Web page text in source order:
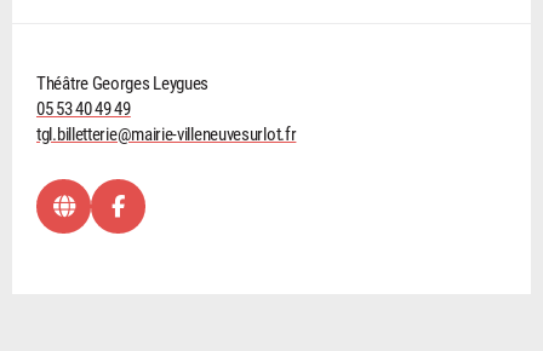
Théâtre Georges Leygues
05 53 40 49 49
tgl.billetterie@mairie-villeneuvesurlot.fr